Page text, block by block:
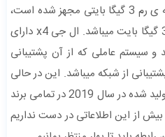
این میان رده ی کره ای، به حافظه ی رم 3 گیگا بایتی مجهز شده است،
درحالی که حافظه ی داخلی آن 32 گیگا بایت میباشد. ال جی x4 دارای
میباشد و سیستم عاملی که از آن پشتیبانی
با قابلیت پشتیبانی از شبکه میباشد. این در حالی
ست که اغلب اسمارت فون های تولید شده در سال 2019 در تمامی برند
بوده اند. بیش از این اطلاعاتی در دست نداریم